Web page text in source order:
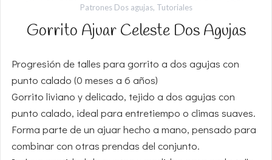
Patrones Dos agujas, Tutoriales
Gorrito Ajuar Celeste Dos Agujas
Progresión de talles para gorrito a dos agujas con
punto calado (0 meses a 6 años)
Gorrito liviano y delicado, tejido a dos agujas con
punto calado, ideal para entretiempo o climas suaves.
Forma parte de un ajuar hecho a mano, pensado para
combinar con otras prendas del conjunto.